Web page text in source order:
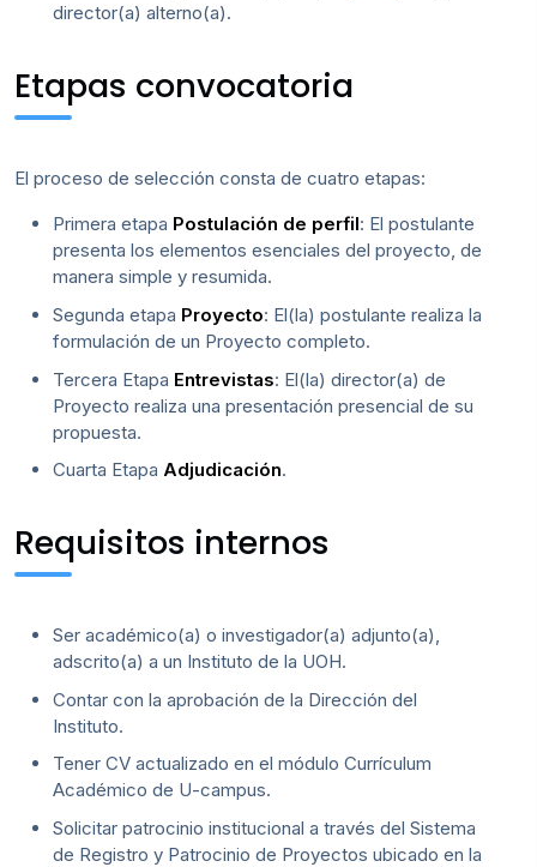
director(a) alterno(a).
Etapas convocatoria
El proceso de selección consta de cuatro etapas:
Primera etapa Postulación de perfil: El postulante
presenta los elementos esenciales del proyecto, de
manera simple y resumida.
Segunda etapa Proyecto: El(la) postulante realiza la
formulación de un Proyecto completo.
Tercera Etapa Entrevistas: El(la) director(a) de
Proyecto realiza una presentación presencial de su
propuesta.
Cuarta Etapa Adjudicación.
Requisitos internos
Ser académico(a) o investigador(a) adjunto(a),
adscrito(a) a un Instituto de la UOH.
Contar con la aprobación de la Dirección del
Instituto.
Tener CV actualizado en el módulo Currículum
Académico de U-campus.
Solicitar patrocinio institucional a través del Sistema
de Registro y Patrocinio de Proyectos ubicado en la